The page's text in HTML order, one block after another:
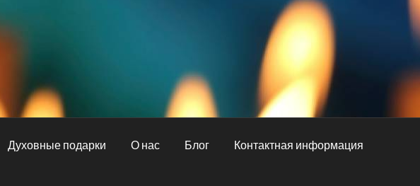
Духовные подарки О нас Блог Контактная информация